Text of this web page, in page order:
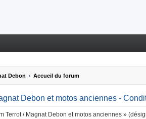
Debon Accueil du forum
Debon et motos anciennes -
Terrot / Magnat Debon et motos anciennes »